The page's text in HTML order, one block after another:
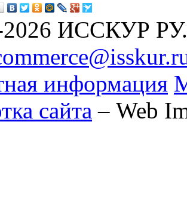
ИССКУР РУ.
информация
сайта – Web